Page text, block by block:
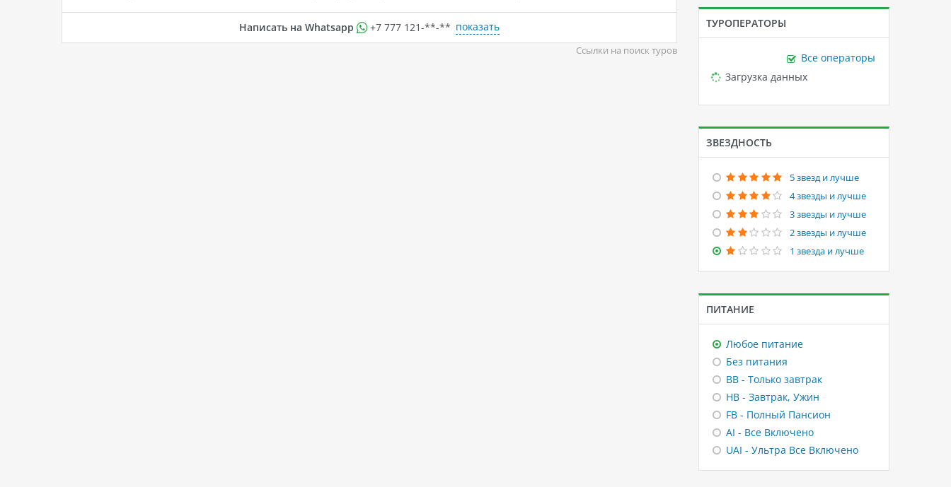
Написать на Whatsapp +7 777 121-**-** показать
Ссылки на поиск туров
ТУРОПЕРАТОРЫ
Все операторы
Loading...
Загрузка данных
ЗВЕЗДНОСТЬ
5 звезд и лучше
4 звезды и лучше
3 звезды и лучше
2 звезды и лучше
1 звезда и лучше
ПИТАНИЕ
Любое питание
Без питания
BB - Только завтрак
HB - Завтрак, Ужин
FB - Полный Пансион
AI - Все Включено
UAI - Ультра Все Включено